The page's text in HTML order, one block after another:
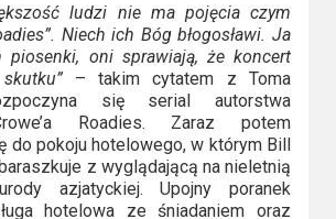
ludzi nie ma pojęcia czym
Niech ich Bóg błogosławi. Ja
piosenki, oni sprawiają, że koncert
– takim cytatem z Toma
się serial autorstwa
Roadies. Zaraz potem
do pokoju hotelowego, w którym Bill
z wyglądającą na nieletnią
azjatyckiej. Upojny poranek
hotelowa ze śniadaniem oraz